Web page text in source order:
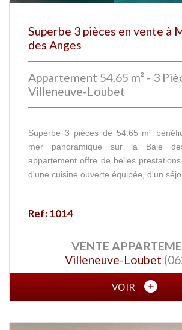
Superbe 3 pièces en vente à
des Anges
Appartement 54.65 m² - 3
Villeneuve-Loubet
Superbe 3 pièces de 54.65 m²
mer panoramique sur la Baie
appartement offre de belles
d'une cuisine ouverte équipée, d'un
Ref: 1014
VENTE
Villeneuve-Loubet
VOIR